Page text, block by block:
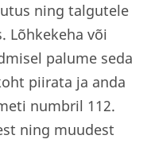
ning talgutele
Lõhkekeha või
palume seda
piirata ja anda
numbril 112.
ning muudest